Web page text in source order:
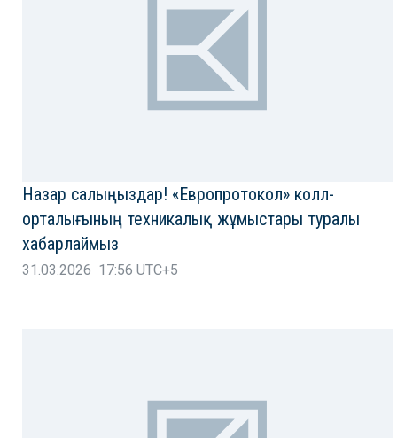
Назар салыңыздар! «Европротокол» колл-
орталығының техникалық жұмыстары туралы
хабарлаймыз
31.03.2026 17:56 UTC+5